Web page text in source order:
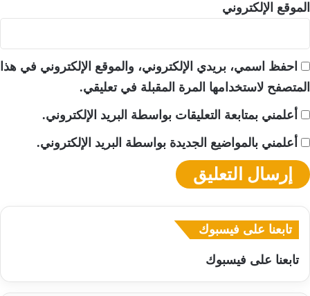
الموقع الإلكتروني
احفظ اسمي، بريدي الإلكتروني، والموقع الإلكتروني في هذا
المتصفح لاستخدامها المرة المقبلة في تعليقي.
أعلمني بمتابعة التعليقات بواسطة البريد الإلكتروني.
أعلمني بالمواضيع الجديدة بواسطة البريد الإلكتروني.
تابعنا على فيسبوك
تابعنا على فيسبوك